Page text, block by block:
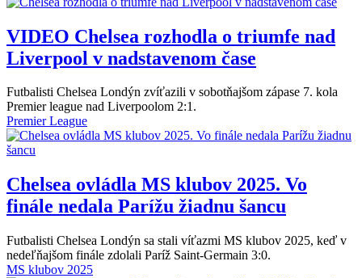
VIDEO Chelsea rozhodla o triumfe nad
Liverpool v nadstavenom čase
Futbalisti Chelsea Londýn zvíťazili v sobotňajšom zápase 7. kola
Premier league nad Liverpoolom 2:1.
Premier League
Chelsea ovládla MS klubov 2025. Vo
finále nedala Parížu žiadnu šancu
Futbalisti Chelsea Londýn sa stali víťazmi MS klubov 2025, keď v
nedeľňajšom finále zdolali Paríž Saint-Germain 3:0.
MS klubov 2025